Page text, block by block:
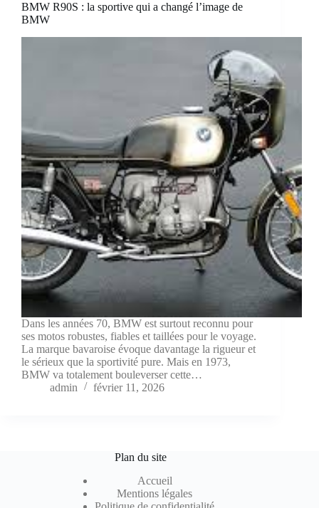
BMW R90S : la sportive qui a changé l’image de
BMW
Dans les années 70, BMW est surtout reconnu pour
ses motos robustes, fiables et taillées pour le voyage.
La marque bavaroise évoque davantage la rigueur et
le sérieux que la sportivité pure. Mais en 1973,
BMW va totalement bouleverser cette…
admin
février 11, 2026
Plan du site
Accueil
Mentions légales